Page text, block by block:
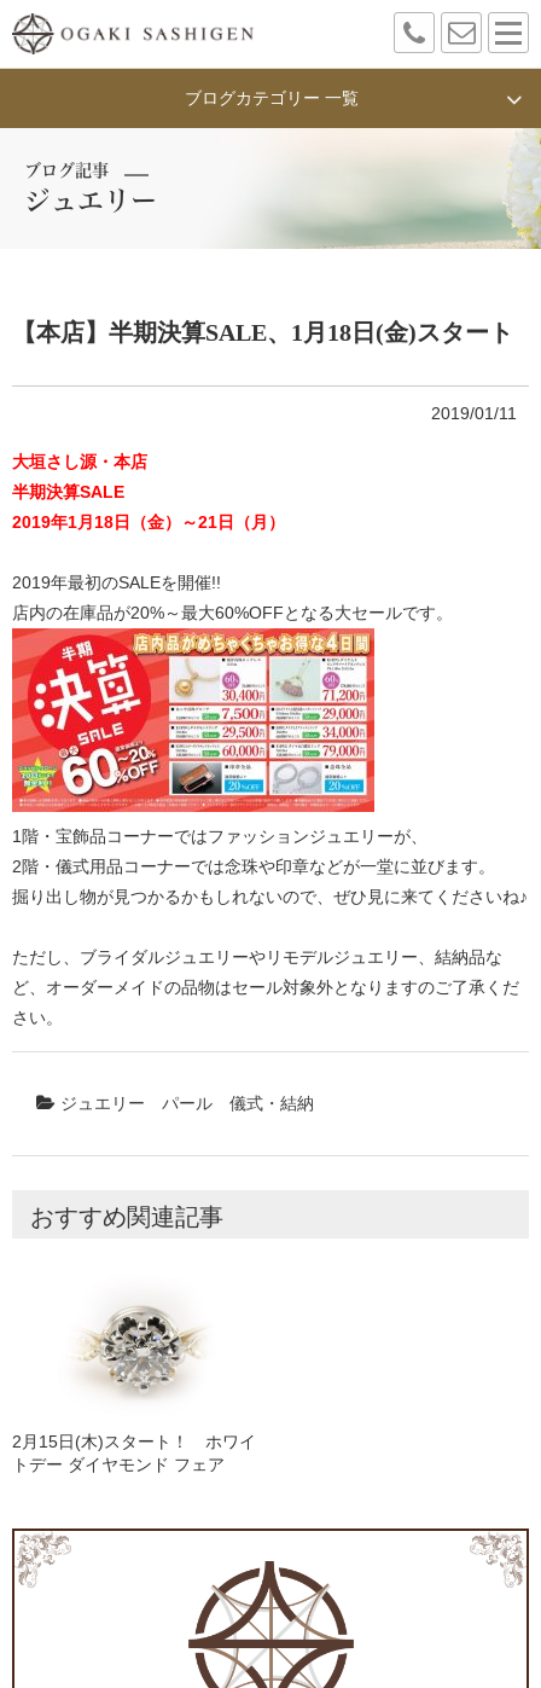
ブログカテゴリー 一覧
ブログ記事
ジュエリー
【本店】半期決算SALE、1月18日(金)スタート
2019/01/11
大垣さし源・本店
半期決算SALE
2019年1月18日（金）～21日（月）
2019年最初のSALEを開催!!
店内の在庫品が20%～最大60%OFFとなる大セールです。
1階・宝飾品コーナーではファッションジュエリーが、
2階・儀式用品コーナーでは念珠や印章などが一堂に並びます。
掘り出し物が見つかるかもしれないので、ぜひ見に来てくださいね♪
ただし、ブライダルジュエリーやリモデルジュエリー、結納品な
ど、オーダーメイドの品物はセール対象外となりますのご了承くだ
さい。
ジュエリー パール 儀式・結納
おすすめ関連記事
2月15日(木)スタート！ ホワイ
トデー ダイヤモンド フェア